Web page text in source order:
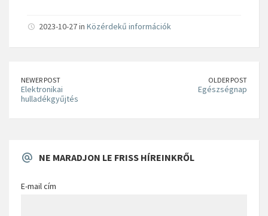
2023-10-27 in Közérdekű információk
NEWER POST
Elektronikai
hulladékgyűjtés
OLDER POST
Egészségnap
NE MARADJON LE FRISS HÍREINKRŐL
E-mail cím